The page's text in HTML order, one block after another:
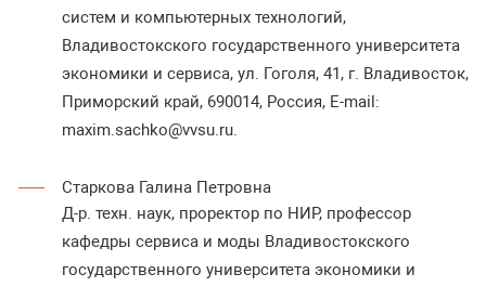
систем и компьютерных технологий,
Владивостокского государственного университета
экономики и сервиса, ул. Гоголя, 41, г. Владивосток,
Приморский край, 690014, Россия, E-mail:
maxim.sachko@vvsu.ru.
Старкова Галина Петровна
Д-р. техн. наук, проректор по НИР, профессор
кафедры сервиса и моды Владивостокского
государственного университета экономики и